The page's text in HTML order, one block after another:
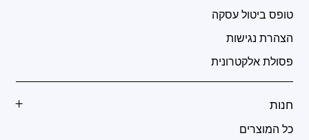
טופס ביטול עסקה
הצהרת נגישות
פסולת אלקטרונית
חנות
כל המוצרים